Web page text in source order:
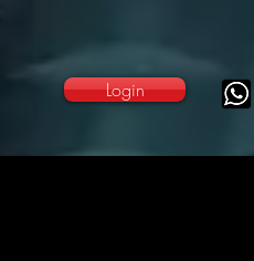
Login